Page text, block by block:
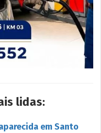
lidas:
em Santo